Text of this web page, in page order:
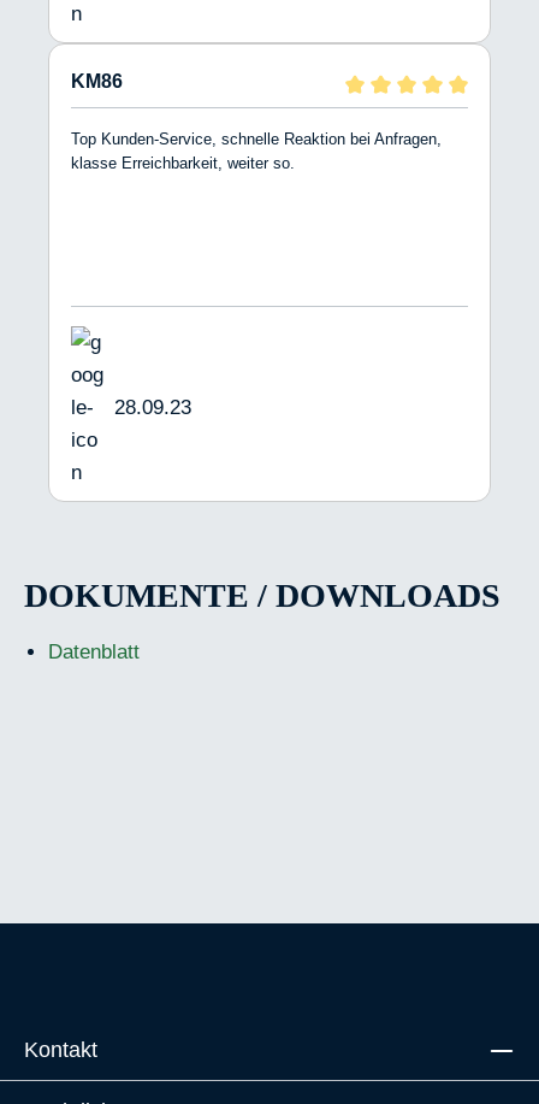
KM86
Top Kunden-Service, schnelle Reaktion bei Anfragen,
klasse Erreichbarkeit, weiter so.
28.09.23
DOKUMENTE / DOWNLOADS
Datenblatt
Kontakt